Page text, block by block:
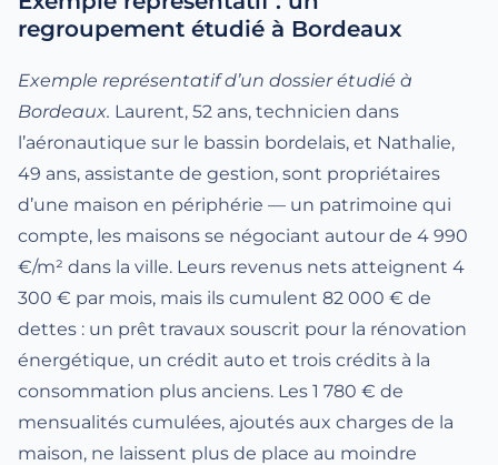
regroupement étudié à Bordeaux
Exemple représentatif d’un dossier étudié à
Bordeaux. Laurent, 52 ans, technicien dans
l’aéronautique sur le bassin bordelais, et Nathalie,
49 ans, assistante de gestion, sont propriétaires
d’une maison en périphérie — un patrimoine qui
compte, les maisons se négociant autour de 4 990
€/m² dans la ville. Leurs revenus nets atteignent 4
300 € par mois, mais ils cumulent 82 000 € de
dettes : un prêt travaux souscrit pour la rénovation
énergétique, un crédit auto et trois crédits à la
consommation plus anciens. Les 1 780 € de
mensualités cumulées, ajoutés aux charges de la
maison, ne laissent plus de place au moindre